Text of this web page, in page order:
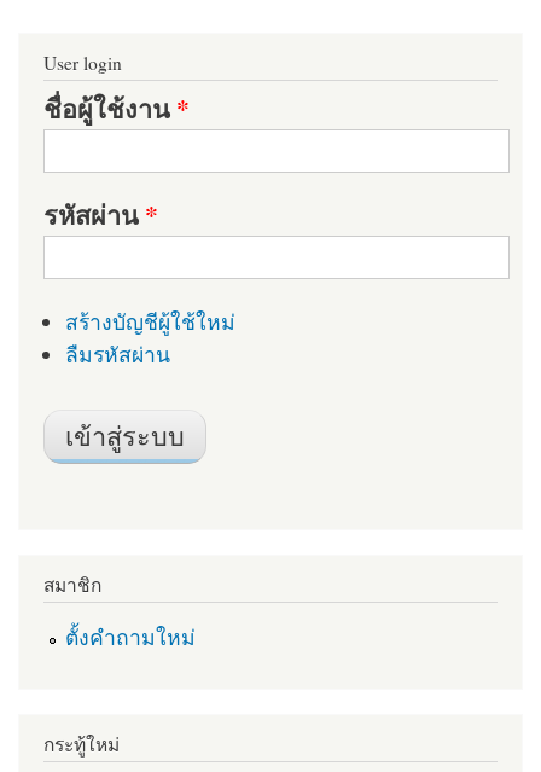
User login
ชื่อผู้ใช้งาน*
รหัสผ่าน*
สร้างบัญชีผู้ใช้ใหม่
ลืมรหัสผ่าน
สมาชิก
ตั้งคำถามใหม่
กระทู้ใหม่